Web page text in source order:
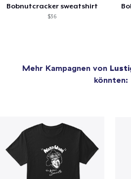
Bobnutcracker sweatshirt
$36
Mehr Kampagnen von
könnten: